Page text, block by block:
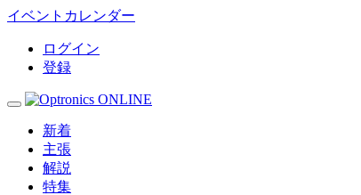
イベントカレンダー
ログイン
登録
新着
主張
解説
特集